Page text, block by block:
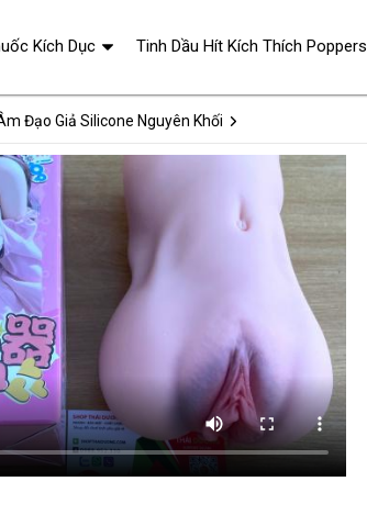
Đạo Giả Silicone Nguyên Khối
Kích Dục Tinh Dầu Hít Kích Thích Poppers